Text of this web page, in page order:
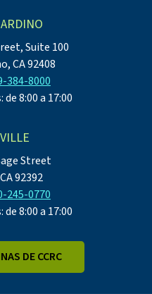
Suite 100
CA 92408
384-8000
8:00 a 17:00
Street
92392
245-0770
8:00 a 17:00
DE CCRC